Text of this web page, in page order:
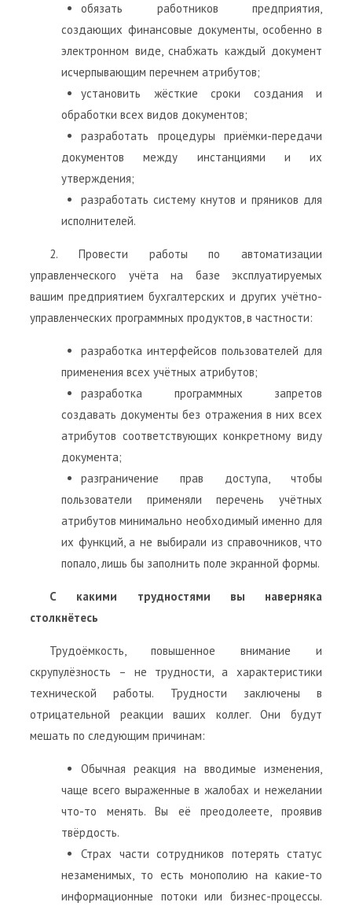
обязать работников предприятия,
создающих финансовые документы, особенно в
электронном виде, снабжать каждый документ
исчерпывающим перечнем атрибутов;
установить жёсткие сроки создания и
обработки всех видов документов;
разработать процедуры приёмки-передачи
документов между инстанциями и их
утверждения;
разработать систему кнутов и пряников для
исполнителей.
2. Провести работы по автоматизации
управленческого учёта на базе эксплуатируемых
вашим предприятием бухгалтерских и других учётно-
управленческих программных продуктов, в частности:
разработка интерфейсов пользователей для
применения всех учётных атрибутов;
разработка программных запретов
создавать документы без отражения в них всех
атрибутов соответствующих конкретному виду
документа;
разграничение прав доступа, чтобы
пользователи применяли перечень учётных
атрибутов минимально необходимый именно для
их функций, а не выбирали из справочников, что
попало, лишь бы заполнить поле экранной формы.
С какими трудностями вы наверняка
столкнётесь
Трудоёмкость, повышенное внимание и
скрупулёзность – не трудности, а характеристики
технической работы. Трудности заключены в
отрицательной реакции ваших коллег. Они будут
мешать по следующим причинам:
Обычная реакция на вводимые изменения,
чаще всего выраженные в жалобах и нежелании
что-то менять. Вы её преодолеете, проявив
твёрдость.
Страх части сотрудников потерять статус
незаменимых, то есть монополию на какие-то
информационные потоки или бизнес-процессы.